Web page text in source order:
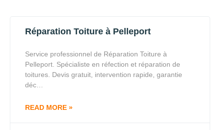
Réparation Toiture à Pelleport
Service professionnel de Réparation Toiture à
Pelleport. Spécialiste en réfection et réparation de
toitures. Devis gratuit, intervention rapide, garantie
déc…
READ MORE »